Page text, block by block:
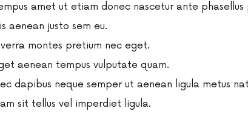
amet ut etiam donec nascetur ante
aenean justo sem eu.
montes pretium nec eget.
aenean tempus vulputate quam.
dapibus neque semper ut aenean ligula metus
sit tellus vel imperdiet ligula.